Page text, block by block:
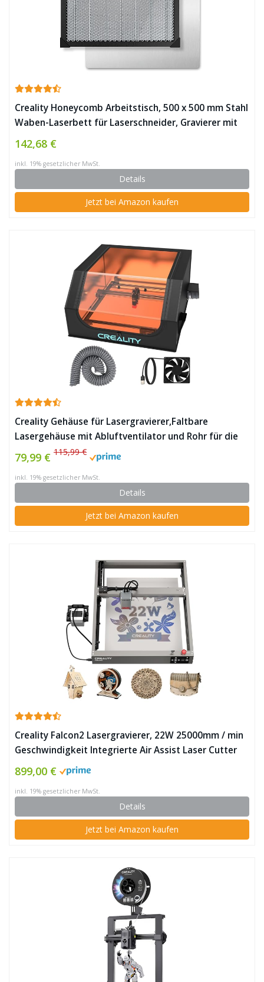
Creality Honeycomb Arbeitstisch, 500 x 500 mm Stahl
Waben-Laserbett für Laserschneider, Gravierer mit
Stahlblech, Waben-Schneidetisch für Laserschneiden
und Gravieren (50 x 50 x 2,2 cm) ✪
142,68 €
inkl. 19% gesetzlicher MwSt.
Details
Jetzt bei Amazon kaufen
Creality Gehäuse für Lasergravierer,Faltbare
Lasergehäuse mit Abluftventilator und Rohr für die
meisten Laserschneider, feuerfest und
staubdicht,Feuerfest,Augenschutz,gegen
Rauch,Lärm,700x720x400mm ✪
79,99 € 115,99 €
inkl. 19% gesetzlicher MwSt.
Details
Jetzt bei Amazon kaufen
Creality Falcon2 Lasergravierer, 22W 25000mm / min
Geschwindigkeit Integrierte Air Assist Laser Cutter
Graviermaschine mit Triple Monitoring System
Lasergravierer für Holz, Metall, Acryl, Leder ✪
899,00 €
inkl. 19% gesetzlicher MwSt.
Details
Jetzt bei Amazon kaufen